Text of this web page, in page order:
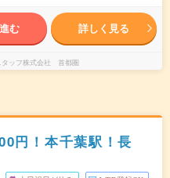
む 詳しく見る
タッフ株式会社 首都圏
円！本千葉駅！長